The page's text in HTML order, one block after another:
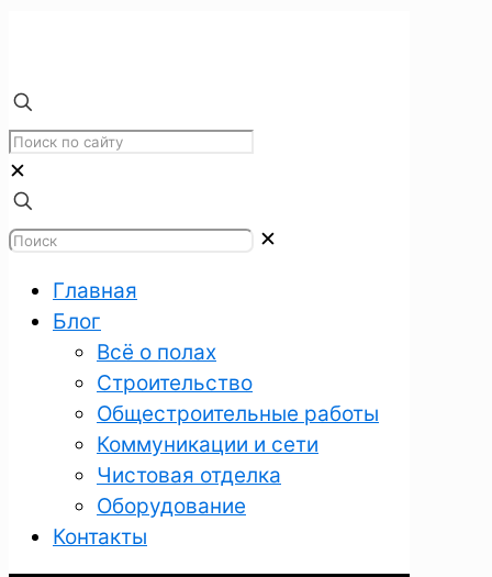
✕
✕
Главная
Блог
Всё о полах
Строительство
Общестроительные работы
Коммуникации и сети
Чистовая отделка
Оборудование
Контакты